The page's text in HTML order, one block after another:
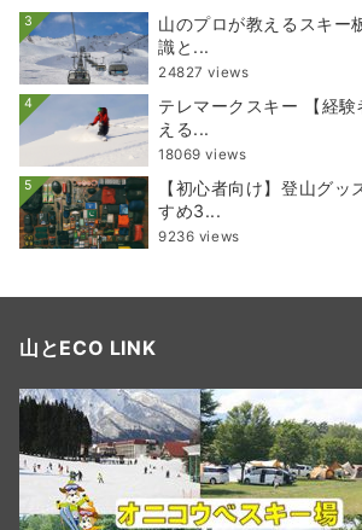
3
山のプロが教えるスキー
識と...
24827 views
4
テレマークスキー 【経
える...
18069 views
5
【初心者向け】登山グッ
すめ3...
9236 views
山とECO LINK